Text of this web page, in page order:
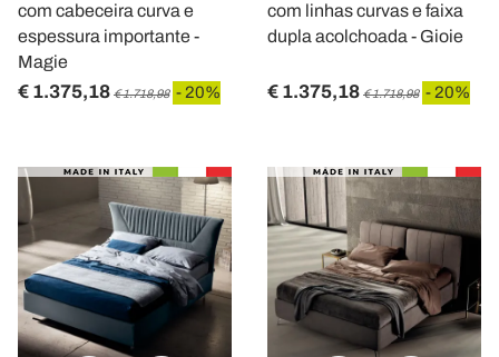
com cabeceira curva e
espessura importante -
Magie
€ 1.375,18 € 1.718,98 - 20%
com linhas curvas e faixa
dupla acolchoada - Gioie
€ 1.375,18 € 1.718,98 - 20%